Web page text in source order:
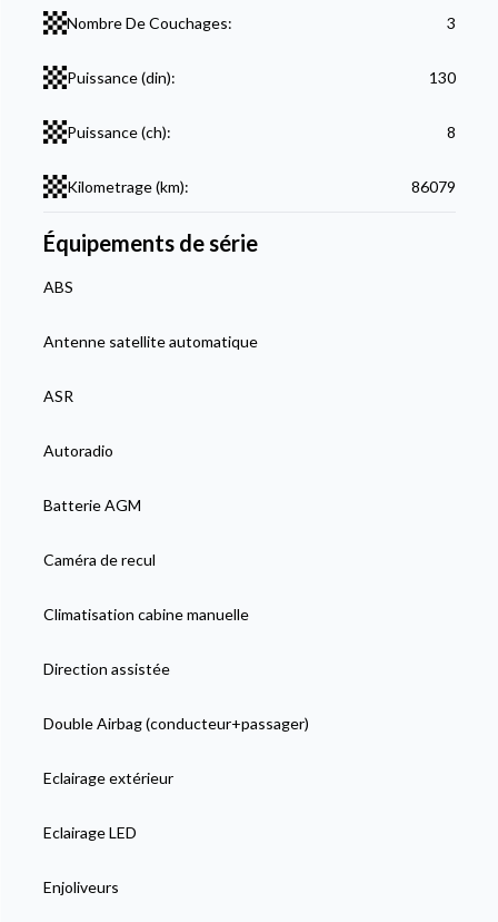
Nombre De Couchages: 3
Puissance (din): 130
Puissance (ch): 8
Kilometrage (km): 86079
Équipements de série
ABS
Antenne satellite automatique
ASR
Autoradio
Batterie AGM
Caméra de recul
Climatisation cabine manuelle
Direction assistée
Double Airbag (conducteur+passager)
Eclairage extérieur
Eclairage LED
Enjoliveurs